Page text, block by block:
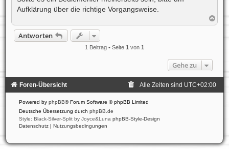
Aufklärung über die richtige Vorgangsweise.
a
Antworten
1 Beitrag • Seite 1 von 1
Gehe zu
Foren-Übersicht Alle Zeiten sind UTC+02:00
Powered by phpBB® Forum Software © phpBB Limited
Deutsche Übersetzung durch phpBB.de
Style: Black-Silver-Split by Joyce&Luna phpBB-Style-Design
Datenschutz | Nutzungsbedingungen